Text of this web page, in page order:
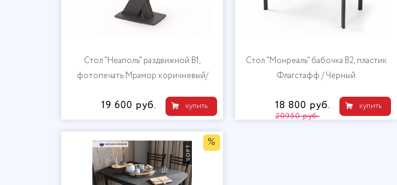
Стол "Неаполь" раздвижной В1,
фотопечать Мрамор коричневый/
купить
19 600 руб.
Стол "Монреаль" бабочка В2, пластик
Флагстафф / Черный
купить
18 800 руб.
20950 руб.
%